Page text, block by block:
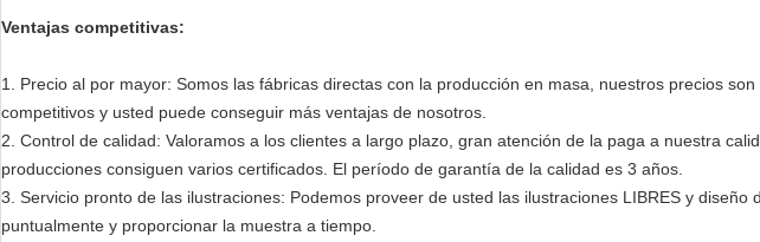
Ventajas competitivas:
1. Precio al por mayor: Somos las fábricas directas con la producción en masa, nuestros precios son
competitivos y usted puede conseguir más ventajas de nosotros.
2. Control de calidad: Valoramos a los clientes a largo plazo, gran atención de la paga a nuestra
producciones consiguen varios certificados. El período de garantía de la calidad es 3 años.
3. Servicio pronto de las ilustraciones: Podemos proveer de usted las ilustraciones LIBRES y diseño
puntualmente y proporcionar la muestra a tiempo.